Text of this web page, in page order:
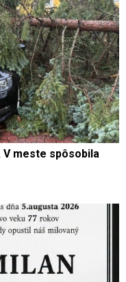
V meste spôsobila